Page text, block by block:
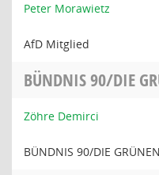
Peter Morawietz
AfD Mitglied
BÜNDNIS 90/DIE
Zöhre Demirci
BÜNDNIS 90/DIE